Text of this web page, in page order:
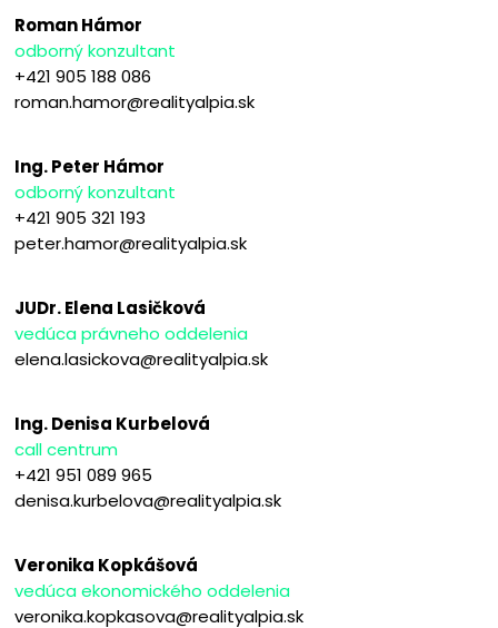
Roman Hámor
odborný konzultant
+421 905 188 086
roman.hamor@realityalpia.sk
Ing. Peter Hámor
odborný konzultant
+421 905 321 193
peter.hamor@realityalpia.sk
JUDr. Elena Lasičková
vedúca právneho oddelenia
elena.lasickova@realityalpia.sk
Ing. Denisa Kurbelová
call centrum
+421 951 089 965
denisa.kurbelova@realityalpia.sk
Veronika Kopkášová
vedúca ekonomického oddelenia
veronika.kopkasova@realityalpia.sk